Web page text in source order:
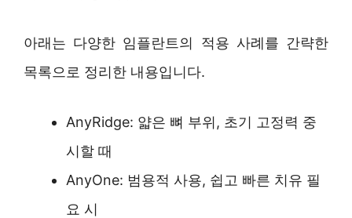
아래는 다양한 임플란트의 적용 사례를 간략한
목록으로 정리한 내용입니다.
AnyRidge: 얇은 뼈 부위, 초기 고정력 중
시할 때
AnyOne: 범용적 사용, 쉽고 빠른 치유 필
요 시